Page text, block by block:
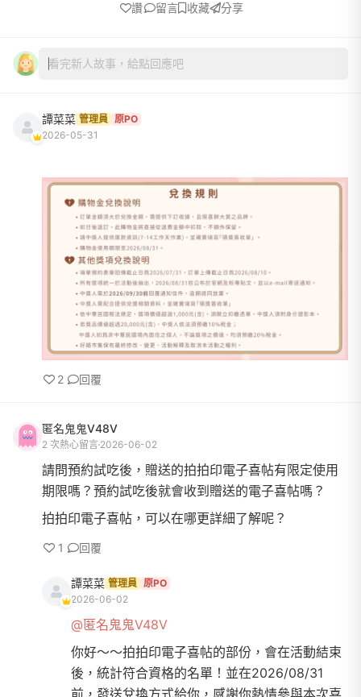
讚 留言 收藏 分享
看完新人故事，給點回應吧
譚菜菜 管理員 原PO
2026-05-31
2 回覆
匿名鬼鬼V48V
2 次熱心留言 2026-06-02
請問預約試吃後，贈送的拍拍印電子喜帖有限定使用
期限嗎？預約試吃後就會收到贈送的電子喜帖嗎？
拍拍印電子喜帖，可以在哪更詳細了解呢？
1 回覆
譚菜菜 管理員
原PO
2026-06-02
@匿名鬼鬼V48V
你好～～拍拍印電子喜帖的部份，會在活動結束
後，統計符合資格的名單！並在2026/08/31
前，發送兌換方式給你，感謝你熱情參與本次喜